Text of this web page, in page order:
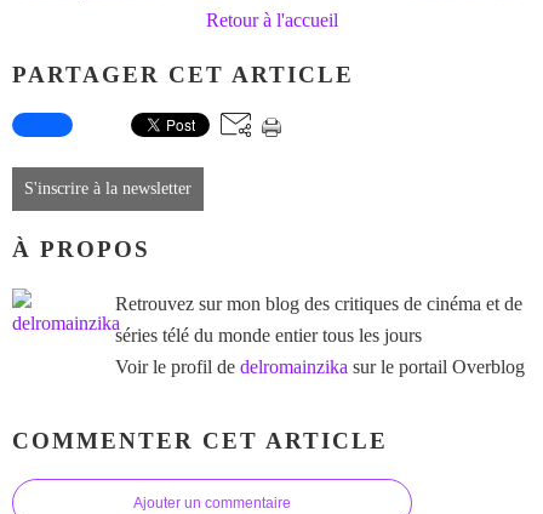
Retour à l'accueil
PARTAGER CET ARTICLE
S'inscrire à la newsletter
À PROPOS
Retrouvez sur mon blog des critiques de cinéma et de
séries télé du monde entier tous les jours
Voir le profil de delromainzika sur le portail Overblog
COMMENTER CET ARTICLE
Ajouter un commentaire